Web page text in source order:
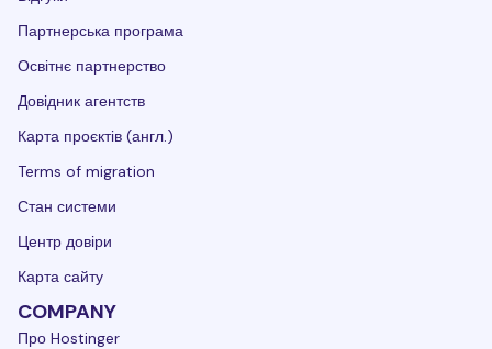
Партнерська програма
Освітнє партнерство
Довідник агентств
Карта проєктів (англ.)
Terms of migration
Стан системи
Центр довіри
Карта сайту
COMPANY
Про Hostinger